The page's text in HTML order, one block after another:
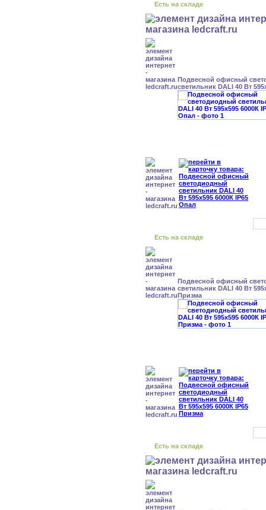
Есть на складе
Подвесной офисный
светильник DALI 40 Вт
Есть на складе
Подвесной офисный
светильник DALI 40 Вт
Призма
Есть на складе